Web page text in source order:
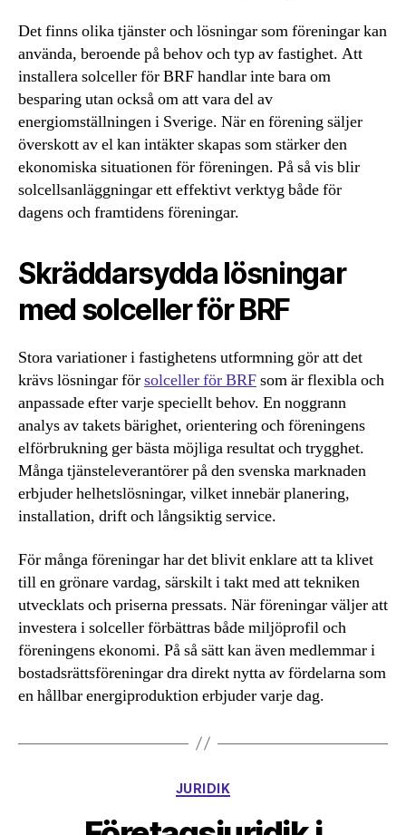
Det finns olika tjänster och lösningar som föreningar kan
använda, beroende på behov och typ av fastighet. Att
installera solceller för BRF handlar inte bara om
besparing utan också om att vara del av
energiomställningen i Sverige. När en förening säljer
överskott av el kan intäkter skapas som stärker den
ekonomiska situationen för föreningen. På så vis blir
solcellsanläggningar ett effektivt verktyg både för
dagens och framtidens föreningar.
Skräddarsydda lösningar
med solceller för BRF
Stora variationer i fastighetens utformning gör att det
krävs lösningar försolceller för BRFsom är flexibla och
anpassade efter varje speciellt behov. En noggrann
analys av takets bärighet, orientering och föreningens
elförbrukning ger bästa möjliga resultat och trygghet.
Många tjänsteleverantörer på den svenska marknaden
erbjuder helhetslösningar, vilket innebär planering,
installation, drift och långsiktig service.
För många föreningar har det blivit enklare att ta klivet
till en grönare vardag, särskilt i takt med att tekniken
utvecklats och priserna pressats. När föreningar väljer att
investera i solceller förbättras både miljöprofil och
föreningens ekonomi. På så sätt kan även medlemmar i
bostadsrättsföreningar dra direkt nytta av fördelarna som
en hållbar energiproduktion erbjuder varje dag.
Kategorier
JURIDIK